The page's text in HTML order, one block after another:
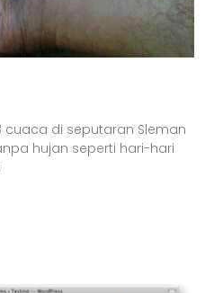
cuaca di seputaran Sleman
hujan seperti hari-hari